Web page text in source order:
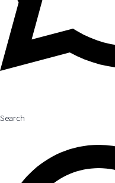
Search